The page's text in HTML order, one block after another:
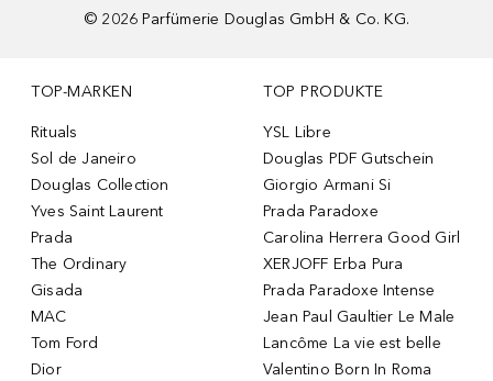
© 2026 Parfümerie Douglas GmbH & Co. KG.
TOP-MARKEN
Rituals
Sol de Janeiro
Douglas Collection
Yves Saint Laurent
Prada
The Ordinary
Gisada
MAC
Tom Ford
Dior
TOP PRODUKTE
YSL Libre
Douglas PDF Gutschein
Giorgio Armani Si
Prada Paradoxe
Carolina Herrera Good Girl
XERJOFF Erba Pura
Prada Paradoxe Intense
Jean Paul Gaultier Le Male
Lancôme La vie est belle
Valentino Born In Roma